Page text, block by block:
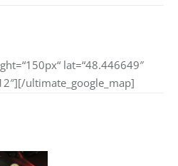
lat=“48.446649″
ultimate_google_map]